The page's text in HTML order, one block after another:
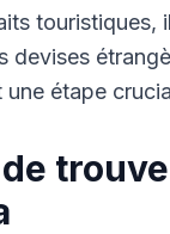
touristiques,
devises
une étape